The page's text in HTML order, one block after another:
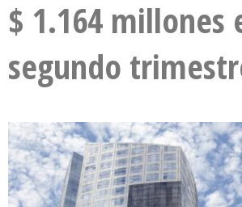
$ 1.164 millones
segundo